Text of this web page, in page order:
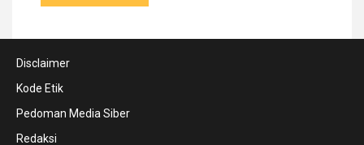
Disclaimer
Kode Etik
Pedoman Media Siber
Redaksi